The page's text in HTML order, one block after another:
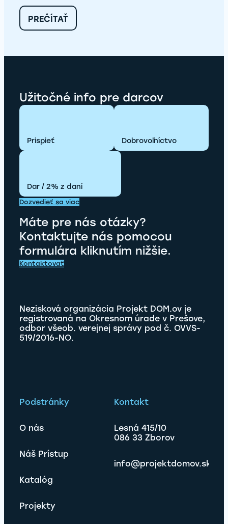
SPIŠ,
GEMER-
HONT,
PREČÍTAŤ:
TEHLIČKU
K
Užitočné info pre darcov
Prispieť Dobrovoľníctvo
Dar / 2% z daní
Dozvedieť sa viac
Máte pre nás otázky?
Kontaktujte nás pomocou
formulára kliknutím nižšie.
Kontaktovať
Nezisková organizácia Projekt DOM.ov je
registrovaná na Okresnom úrade v Prešove,
odbor všeob. verejnej správy pod č. OVVS-
519/2016-NO.
Podstránky
O nás
Náš Prístup
Katalóg
Projekty
Kontakt
Lesná 415/10
086 33 Zborov
info@projektdomov.sk